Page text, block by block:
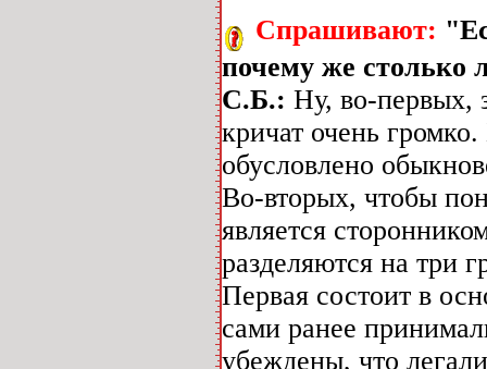
Спрашивают:
почему же столько
С.Б.: Ну, во-первых,
кричат очень
обусловлено
Во-вторых, чтобы
является
разделяются на три
Первая состоит в
сами ранее
убеждены, что